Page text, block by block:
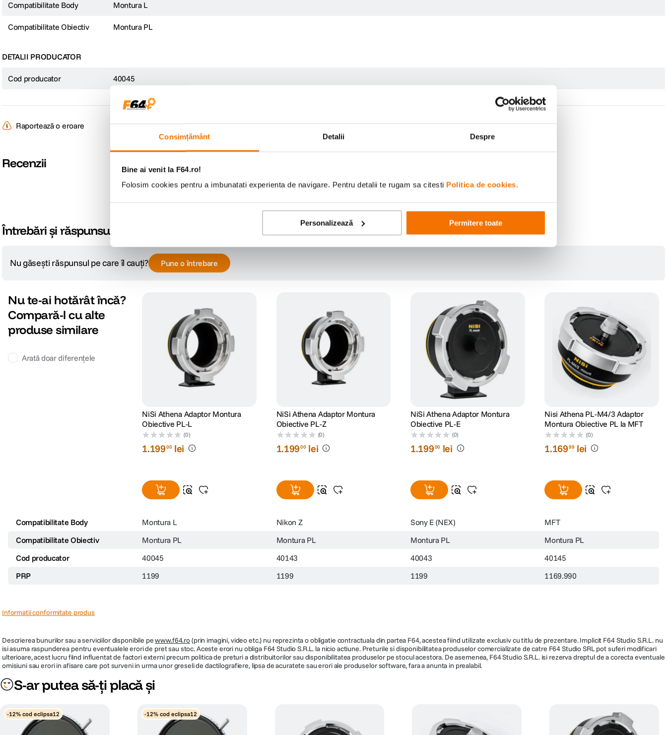
Consimțământ Detalii Despre
Bine ai venit la F64.ro!
Folosim cookies pentru a imbunatati experienta de navigare. Pentru detalii te rugam sa citesti Politica de cookies.
Personalizează Permitere toate
Compatibilitate Body Montura L
Compatibilitate Obiectiv Montura PL
DETALII PRODUCATOR
Cod producator 40045
Raportează o eroare
Recenzii
Întrebări și răspunsuri
Nu găsești răspunsul pe care îl cauți? Pune o întrebare
Nu te-ai hotărât încă?
Compară-l cu alte
produse similare
Arată doar diferențele
NiSi Athena Adaptor Montura
Obiective PL-L
(0)
1.19900 lei
NiSi Athena Adaptor Montura
Obiective PL-Z
(0)
1.19900 lei
NiSi Athena Adaptor Montura
Obiective PL-E
(0)
1.19900 lei
Nisi Athena PL-M4/3 Adaptor
Montura Obiective PL la MFT
(0)
1.16999 lei
Compatibilitate Body Montura L Nikon Z Sony E (NEX)
MFT
Compatibilitate Obiectiv
Montura PL Montura PL Montura PL
Montura PL
Cod producator
40045 40143 40043
40145
PRP
1199 1199 1199 1169.990
Informatii conformitate produs
Descrierea bunurilor sau a serviciilor disponibile pewww.f64.ro(prin imagini, video etc.) nu reprezinta o obligatie contractuala din partea F64, acestea fiind utilizate exclusiv cu titlu de prezentare. Implicit F64 Studio S.R.L. nu
isi asuma raspunderea pentru eventualele erori de pret sau stoc. Aceste erori nu obliga F64 Studio S.R.L. la nicio actiune. Preturile si disponibilitatea produselor comercializate de catre F64 Studio SRL pot suferi modificari
ulterioare, acest lucru fiind influentat de factori externi precum politica de preturi a distribuitorilor sau disponibilitatea produselor pe stocul acestora. De asemenea, F64 Studio S.R.L. isi rezerva dreptul de a corecta eventuale
omisiuni sau erori in afisare care pot surveni in urma unor greseli de dactilografiere, lipsa de acuratete sau erori ale produselor software, fara a anunta in prealabil.
S-ar putea să-ți placă și
-12% cod eclipsa12 -12% cod eclipsa12